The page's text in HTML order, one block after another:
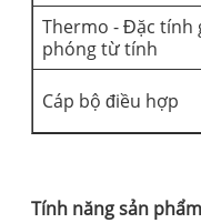
Thermo - Đặc tính
phóng từ tính
Cáp bộ điều hợp
Tính năng sản phẩm